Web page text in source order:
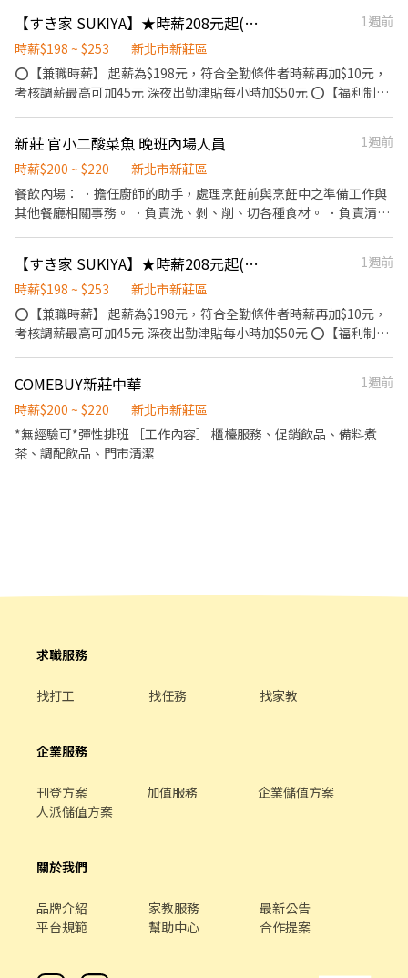
定期旅遊 • 勞健保 • 排班彈性 • 氣氛溫馨、不亂罵人 歡迎
喜歡日式氛圍、細心又有笑容的妳加入💛
8~12天 ⭕假日需配合排班 工作獎金，公司聚餐，生日禮金，三節
禮金，勞健保及勞退。 ⭕外場服務員 ．負責為顧客帶位、安排座
位。 ．將菜單遞給顧客、給予餐點上的建議。 ．顧客用餐完畢後，
負責收拾碗盤與清理環境。
【すき家 SUKIYA】★時薪208元起(含全勤)★鴻金寶店
1週前
時薪$198 ~ $253
新北市新莊區
⭕【兼職時薪】 起薪為$198元，符合全勤條件者時薪再加$10元，
考核調薪最高可加45元 深夜出勤津貼每小時加$50元 ⭕【福利制
健檢 ★勞保、健保，6％勞退提撥 ⭕【工作說明】 《內場》:餐點製
作、食材備料、進貨盤點 《外場》:接待服務顧客、收銀結帳、環境
整潔 ★開朗活潑有笑容 ★ＳＯＰ專業流程 ★無經驗可 ★提供完善
職前教育訓練 ⭕【經營理念】 我們是日本第一的速食連鎖ZENSHO
現作提供美味可口的日本國民美食-牛丼/咖哩，並以舒適衛生的用
餐環境、熱情用心的服務態度、平實親民的誠懇價格，強調食品安
受用餐的樂趣。
新莊 官小二酸菜魚 晚班內場人員
1週前
時薪$200 ~ $220
新北市新莊區
餐飲內場： ．擔任廚師的助手，處理烹飪前與烹飪中之準備工作與
其他餐廳相關事務。 ．負責洗、剝、削、切各種食材。 ．負責清理
可指休、免費供餐、店聚。 自由度高，爬升空間大，對餐飲有熱
忱，有遠景的積極青年，我們在尋找你/妳！
【すき家 SUKIYA】★時薪208元起(含全勤)★幸福店
1週前
時薪$198 ~ $253
新北市新莊區
⭕【兼職時薪】 起薪為$198元，符合全勤條件者時薪再加$10元，
考核調薪最高可加45元 深夜出勤津貼每小時加$50元 ⭕【福利制
健檢 ★勞保、健保，6％勞退提撥 ⭕【工作說明】 《內場》:餐點製
作、食材備料、進貨盤點 《外場》:接待服務顧客、收銀結帳、環境
整潔 ★開朗活潑有笑容 ★ＳＯＰ專業流程 ★無經驗可 ★提供完善
職前教育訓練 ⭕【經營理念】 我們是日本第一的速食連鎖ZENSHO
COMEBUY新莊中華
1週前
時薪$200 ~ $220
新北市新莊區
*無經驗可*彈性排班 ［工作內容］ 櫃檯服務、促銷飲品、備料煮
茶、調配飲品、門市清潔
求職服務
找打工 找任務 找家教
企業服務
刊登方案 加值服務
企業儲值方案
人派儲值方案
關於我們
品牌介紹 家教服務
最新公告
平台規範
幫助中心 合作提案